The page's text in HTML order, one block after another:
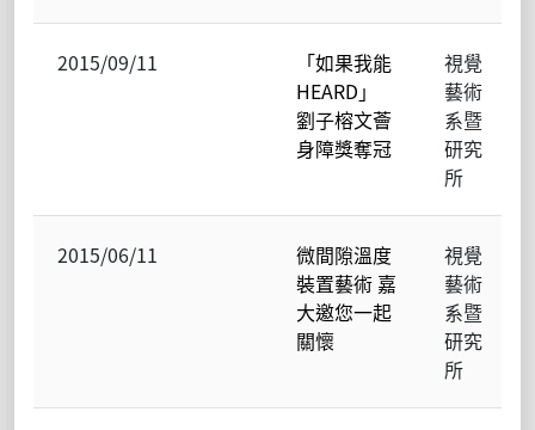
2015/09/11
「如果我能
HEARD」
劉子榕文薈
身障獎奪冠
視覺
藝術
系暨
研究
所
2015/06/11
微間隙溫度
裝置藝術 嘉
大邀您一起
關懷
視覺
藝術
系暨
研究
所